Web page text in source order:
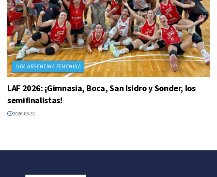
LIGA ARGENTINA FEMENINA
LAF 2026: ¡Gimnasia, Boca, San Isidro y Sonder, los
semifinalistas!
2026-03-31